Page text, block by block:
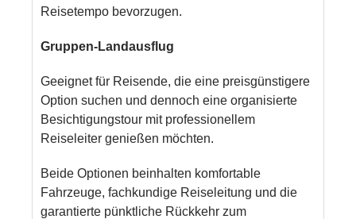
Reisetempo bevorzugen.
Gruppen-Landausflug
Geeignet für Reisende, die eine preisgünstigere
Option suchen und dennoch eine organisierte
Besichtigungstour mit professionellem
Reiseleiter genießen möchten.
Beide Optionen beinhalten komfortable
Fahrzeuge, fachkundige Reiseleitung und die
garantierte pünktliche Rückkehr zum